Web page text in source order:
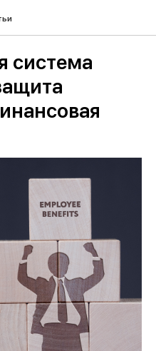
система